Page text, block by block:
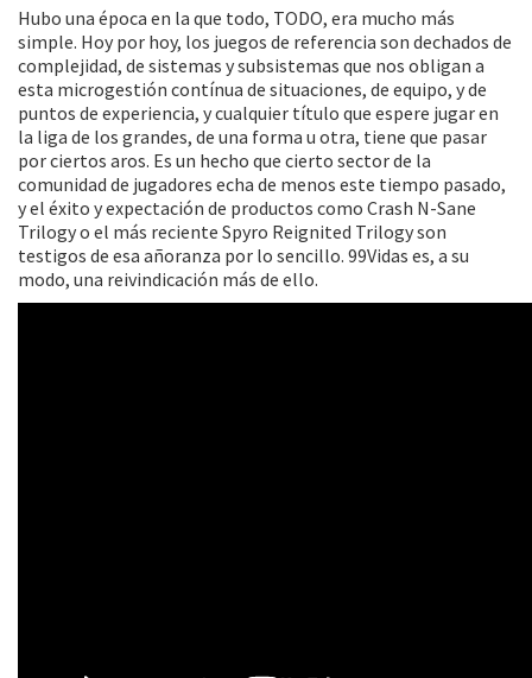
Hubo una época en la que todo, TODO, era mucho más
simple. Hoy por hoy, los juegos de referencia son dechados de
complejidad, de sistemas y subsistemas que nos obligan a
esta microgestión contínua de situaciones, de equipo, y de
puntos de experiencia, y cualquier título que espere jugar en
la liga de los grandes, de una forma u otra, tiene que pasar
por ciertos aros. Es un hecho que cierto sector de la
comunidad de jugadores echa de menos este tiempo pasado,
y el éxito y expectación de productos como Crash N-Sane
Trilogy o el más reciente Spyro Reignited Trilogy son
testigos de esa añoranza por lo sencillo. 99Vidas es, a su
modo, una reivindicación más de ello.